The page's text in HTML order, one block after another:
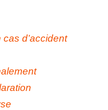
d’accident